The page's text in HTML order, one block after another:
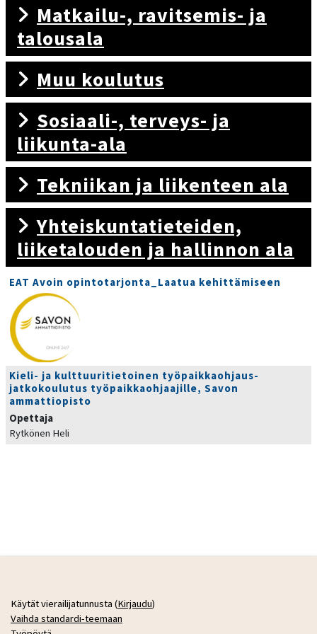
Matkailu-, ravitsemis- ja
talousala
Muu koulutus
Sosiaali-, terveys- ja
liikunta-ala
Tekniikan ja liikenteen ala
Yhteiskuntatieteiden,
liiketalouden ja hallinnon ala
EAT Avoin opintotarjonta_Laatua kehittämiseen
Kieli- ja kulttuuritietoinen työpaikkaohjaus-
jatkokoulutus työpaikkaohjaajille, Savon
ammattiopisto
Opettaja
Rytkönen Heli
Käytät vierailijatunnusta (Kirjaudu)
Vaihda standardi-teemaan